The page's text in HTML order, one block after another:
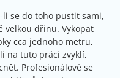
li se do toho pustit sami,
velkou dřinu. Vykopat
cca jednoho metru,
na tuto práci zvyklí,
Profesionálové se